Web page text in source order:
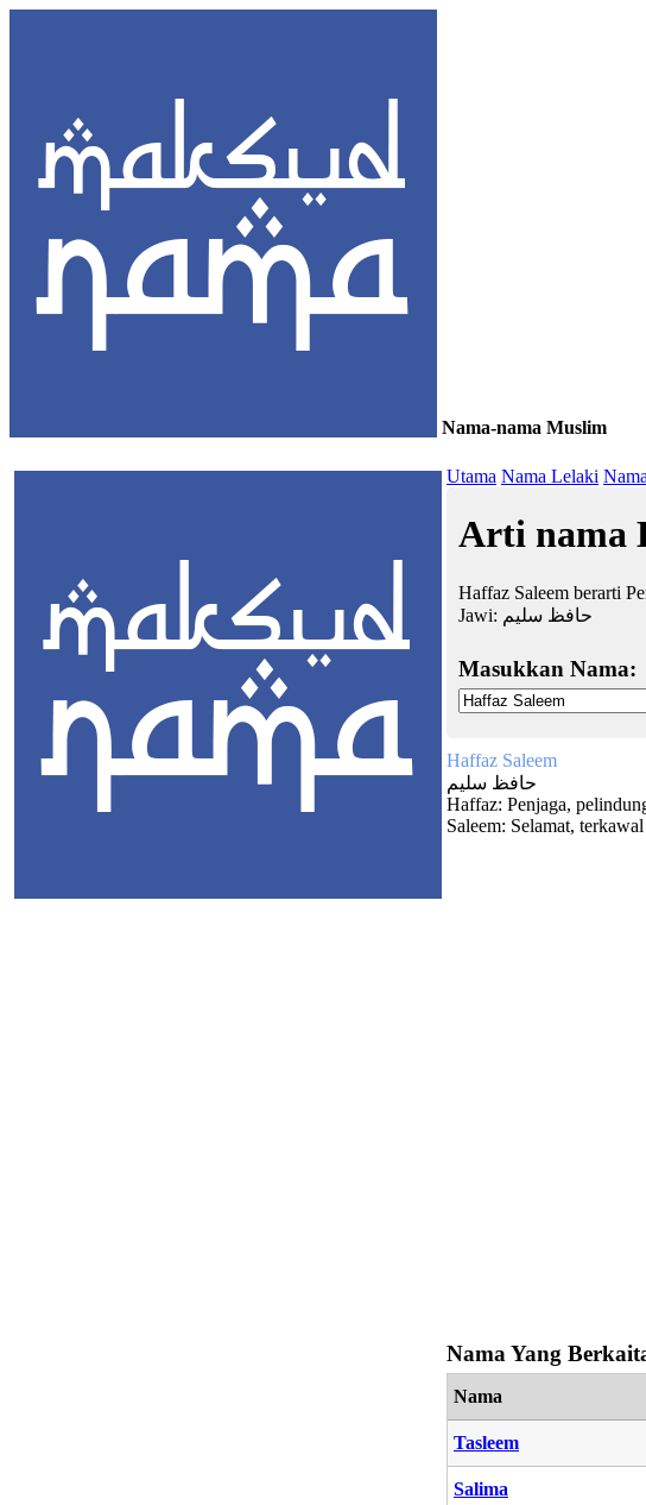
Nama-nama Muslim
Utama Nama Lelaki
Arti nama
Haffaz Saleem berarti
Jawi: حافظ سليم
Masukkan Nama:
Haffaz Saleem
حافظ سليم
Haffaz: Penjaga,
Saleem: Selamat, terkawal
Nama Yang
Nama
Tasleem
Salima